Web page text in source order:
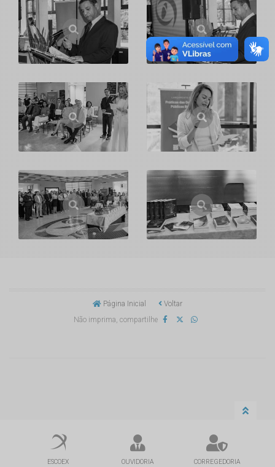
Página Inicial
Voltar
Não imprima, compartilhe
ESCOEX OUVIDORIA CORREGEDORIA